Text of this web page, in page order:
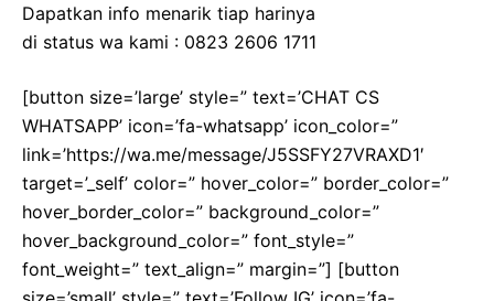
Dapatkan info menarik tiap harinya
di status wa kami : 0823 2606 1711
[button size=’large’ style=” text=’CHAT CS
WHATSAPP’ icon=’fa-whatsapp’ icon_color=”
link=’https://wa.me/message/J5SSFY27VRAXD1′
target=’_self’ color=” hover_color=” border_color=”
hover_border_color=” background_color=”
hover_background_color=” font_style=”
font_weight=” text_align=” margin=”] [button